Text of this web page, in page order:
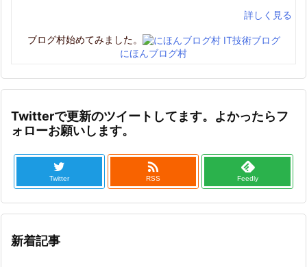
詳しく見る
ブログ村始めてみました。
にほんブログ村
Twitterで更新のツイートしてます。よかったらフ
ォローお願いします。
Twitter

RSS Feedly
新着記事